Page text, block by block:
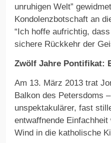
unruhigen Welt”
Kondolenzbotschaft an
“Ich hoffe aufrichtig,
sichere Rückkehr der
Zwölf Jahre Pontifikat:
Am 13. März 2013 trat
Balkon des Petersdoms
unspektakulärer, fast
entwaffnende
Wind in die katholische